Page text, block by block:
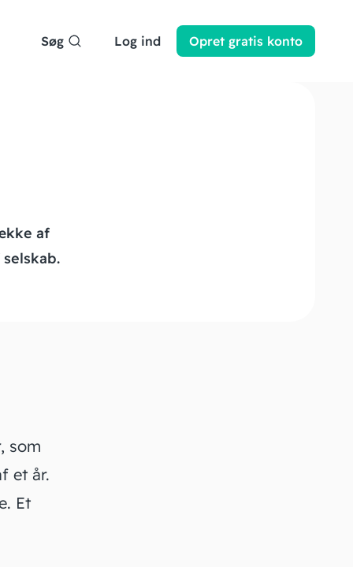
Søg Log ind Opret gratis konto
af
som
et år.
Et